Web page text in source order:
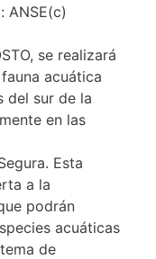
ANSE(c)
se realizará
acuática
del sur de la
en las
Esta
a la
podrán
acuáticas
de